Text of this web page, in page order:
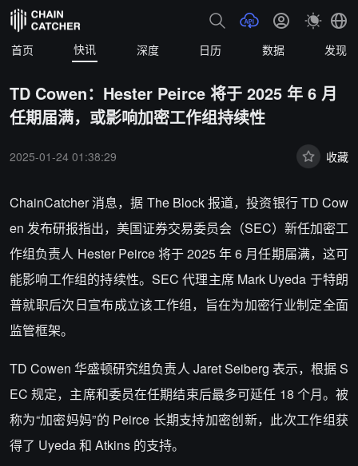
首页 快讯 深度 日历 数据 发现
TD Cowen：Hester Peirce 将于 2025 年 6 月
任期届满，或影响加密工作组持续性
2025-01-24 01:38:29 收藏
ChainCatcher 消息，据 The Block 报道，投资银行 TD Cow
en 发布研报指出，美国证券交易委员会（SEC）新任加密工
作组负责人 Hester Peirce 将于 2025 年 6 月任期届满，这可
能影响工作组的持续性。SEC 代理主席 Mark Uyeda 于特朗
普就职后次日宣布成立该工作组，旨在为加密行业制定全面
监管框架。
TD Cowen 华盛顿研究组负责人 Jaret Seiberg 表示，根据 S
EC 规定，主席和委员在任期结束后最多可延任 18 个月。被
称为“加密妈妈”的 Peirce 长期支持加密创新，此次工作组获
得了 Uyeda 和 Atkins 的支持。